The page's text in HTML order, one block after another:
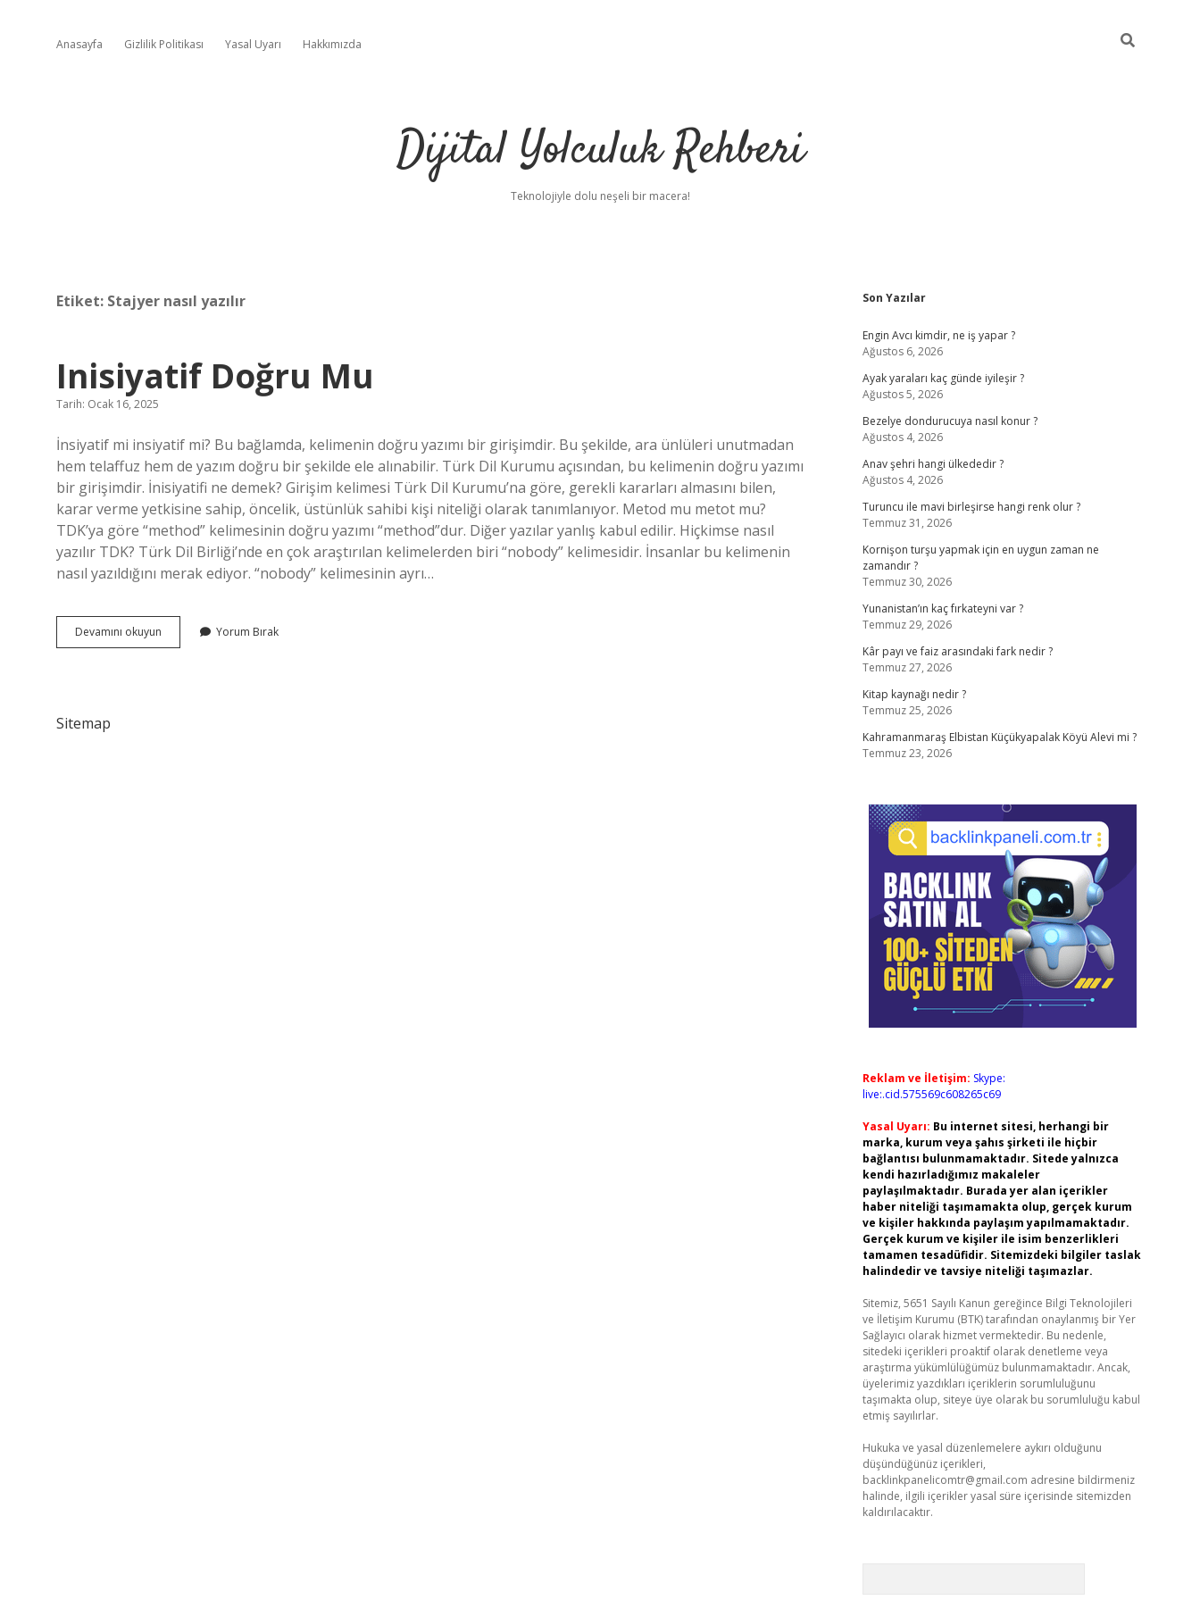
Anasayfa Gizlilik Politikası Yasal Uyarı Hakkımızda
Dijital Yolculuk Rehberi
Teknolojiyle dolu neşeli bir macera!
Etiket: Stajyer nasıl yazılır
Inisiyatif Doğru Mu
Tarih: Ocak 16, 2025
İnsiyatif mi insiyatif mi? Bu bağlamda, kelimenin doğru yazımı bir girişimdir. Bu şekilde, ara ünlüleri unutmadan
hem telaffuz hem de yazım doğru bir şekilde ele alınabilir. Türk Dil Kurumu açısından, bu kelimenin doğru yazımı
bir girişimdir. İnisiyatifi ne demek? Girişim kelimesi Türk Dil Kurumu’na göre, gerekli kararları almasını bilen,
karar verme yetkisine sahip, öncelik, üstünlük sahibi kişi niteliği olarak tanımlanıyor. Metod mu metot mu?
TDK’ya göre “method” kelimesinin doğru yazımı “method”dur. Diğer yazılar yanlış kabul edilir. Hiçkimse nasıl
yazılır TDK? Türk Dil Birliği’nde en çok araştırılan kelimelerden biri “nobody” kelimesidir. İnsanlar bu kelimenin
nasıl yazıldığını merak ediyor. “nobody” kelimesinin ayrı…
Devamını okuyun Inisiyatif
Doğru
Yorum Bırak
Sitemap
Sidebar
Son Yazılar
Engin Avcı kimdir, ne iş yapar ?
Ağustos 6, 2026
Ayak yaraları kaç günde iyileşir ?
Ağustos 5, 2026
Bezelye dondurucuya nasıl konur ?
Ağustos 4, 2026
Anav şehri hangi ülkededir ?
Ağustos 4, 2026
Turuncu ile mavi birleşirse hangi renk olur ?
Temmuz 31, 2026
Kornişon turşu yapmak için en uygun zaman ne
zamandır ?
Temmuz 30, 2026
Yunanistan’ın kaç fırkateyni var ?
Temmuz 29, 2026
Kâr payı ve faiz arasındaki fark nedir ?
Temmuz 27, 2026
Kitap kaynağı nedir ?
Temmuz 25, 2026
Kahramanmaraş Elbistan Küçükyapalak Köyü Alevi mi ?
Temmuz 23, 2026
Reklam ve İletişim: Skype:
live:.cid.575569c608265c69
Yasal Uyarı: Bu internet sitesi, herhangi bir
marka, kurum veya şahıs şirketi ile hiçbir
bağlantısı bulunmamaktadır. Sitede yalnızca
kendi hazırladığımız makaleler
paylaşılmaktadır. Burada yer alan içerikler
haber niteliği taşımamakta olup, gerçek kurum
ve kişiler hakkında paylaşım yapılmamaktadır.
Gerçek kurum ve kişiler ile isim benzerlikleri
tamamen tesadüfidir. Sitemizdeki bilgiler taslak
halindedir ve tavsiye niteliği taşımazlar.
Sitemiz, 5651 Sayılı Kanun gereğince Bilgi Teknolojileri
ve İletişim Kurumu (BTK) tarafından onaylanmış bir Yer
Sağlayıcı olarak hizmet vermektedir. Bu nedenle,
sitedeki içerikleri proaktif olarak denetleme veya
araştırma yükümlülüğümüz bulunmamaktadır. Ancak,
üyelerimiz yazdıkları içeriklerin sorumluluğunu
taşımakta olup, siteye üye olarak bu sorumluluğu kabul
etmiş sayılırlar.
Hukuka ve yasal düzenlemelere aykırı olduğunu
düşündüğünüz içerikleri,
backlinkpanelicomtr@gmail.com adresine bildirmeniz
halinde, ilgili içerikler yasal süre içerisinde sitemizden
kaldırılacaktır.